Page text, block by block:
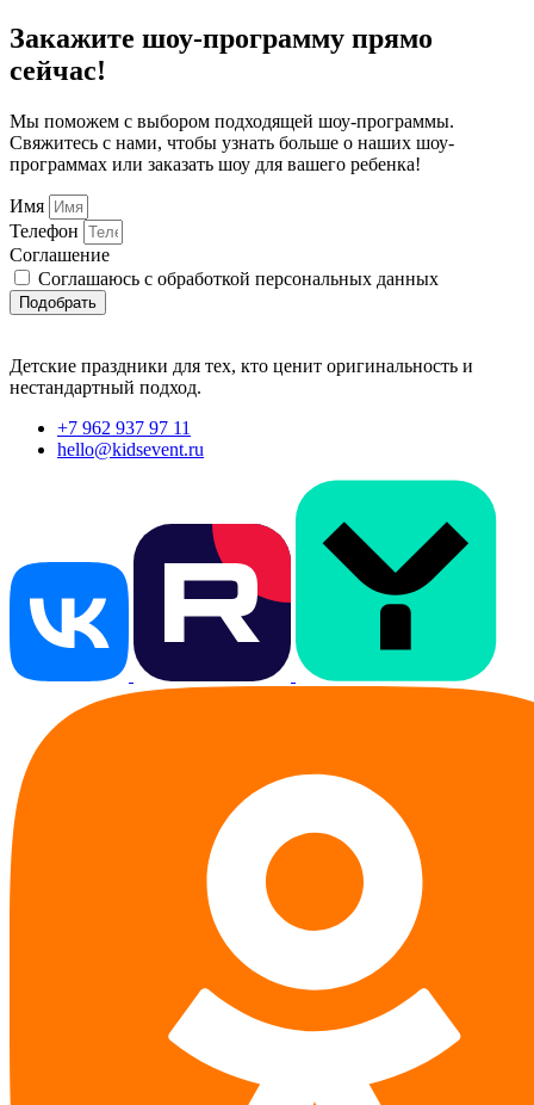
Закажите шоу-программу прямо
сейчас!
Мы поможем с выбором подходящей шоу-программы.
Свяжитесь с нами, чтобы узнать больше о наших шоу-
программах или заказать шоу для вашего ребенка!
Имя
Телефон
Соглашение
Соглашаюсь с обработкой персональных данных
Подобрать
Детские праздники для тех, кто ценит оригинальность и
нестандартный подход.
+7 962 937 97 11
hello@kidsevent.ru